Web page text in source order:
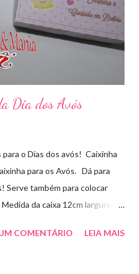
Dia dos Avós
o Dias dos avós! Caixinha
para os Avós. Dá para
Serve também para colocar
da caixa 12cm largura x
e-mail :
COMENTÁRIO LEIA MAIS